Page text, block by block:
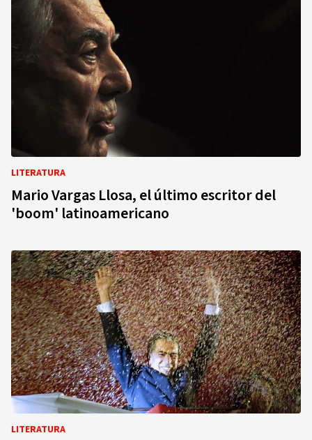
LITERATURA
Mario Vargas Llosa, el último escritor del
'boom' latinoamericano
LITERATURA